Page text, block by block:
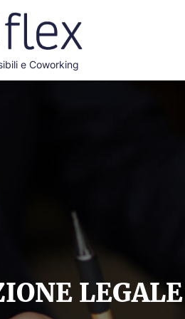
e Coworking